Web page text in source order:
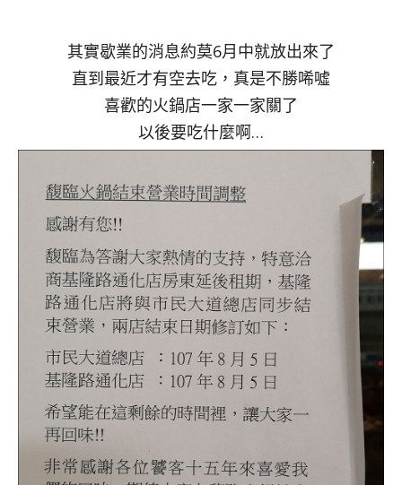
其實歇業的消息約莫6月中就放出來了
直到最近才有空去吃，真是不勝唏噓
喜歡的火鍋店一家一家關了
以後要吃什麼啊…